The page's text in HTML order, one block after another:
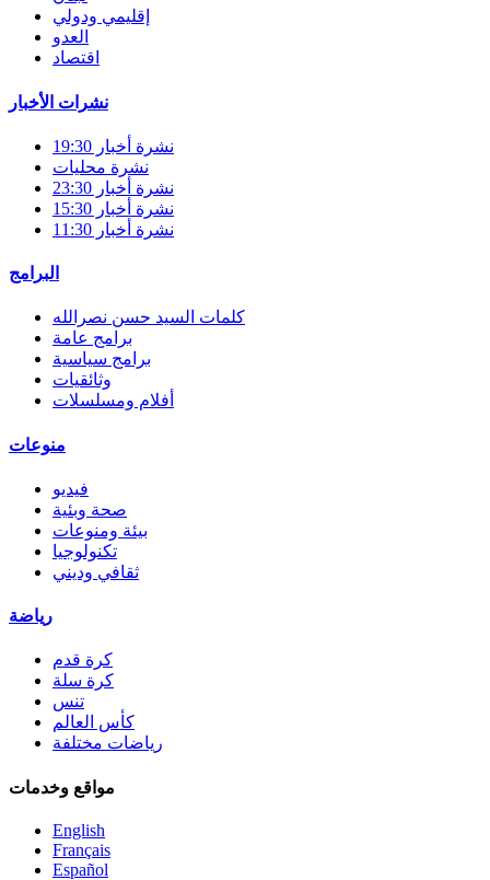
إقليمي ودولي
العدو
اقتصاد
نشرات الأخبار
نشرة أخبار 19:30
نشرة محليات
نشرة أخبار 23:30
نشرة أخبار 15:30
نشرة أخبار 11:30
البرامج
كلمات السيد حسن نصرالله
برامج عامة
برامج سياسية
وثائقيات
أفلام ومسلسلات
منوعات
فيديو
صحة وبئية
بيئة ومنوعات
تكنولوجيا
ثقافي وديني
رياضة
كرة قدم
كرة سلة
تنس
كأس العالم
رياضات مختلفة
مواقع وخدمات
English
Français
Español